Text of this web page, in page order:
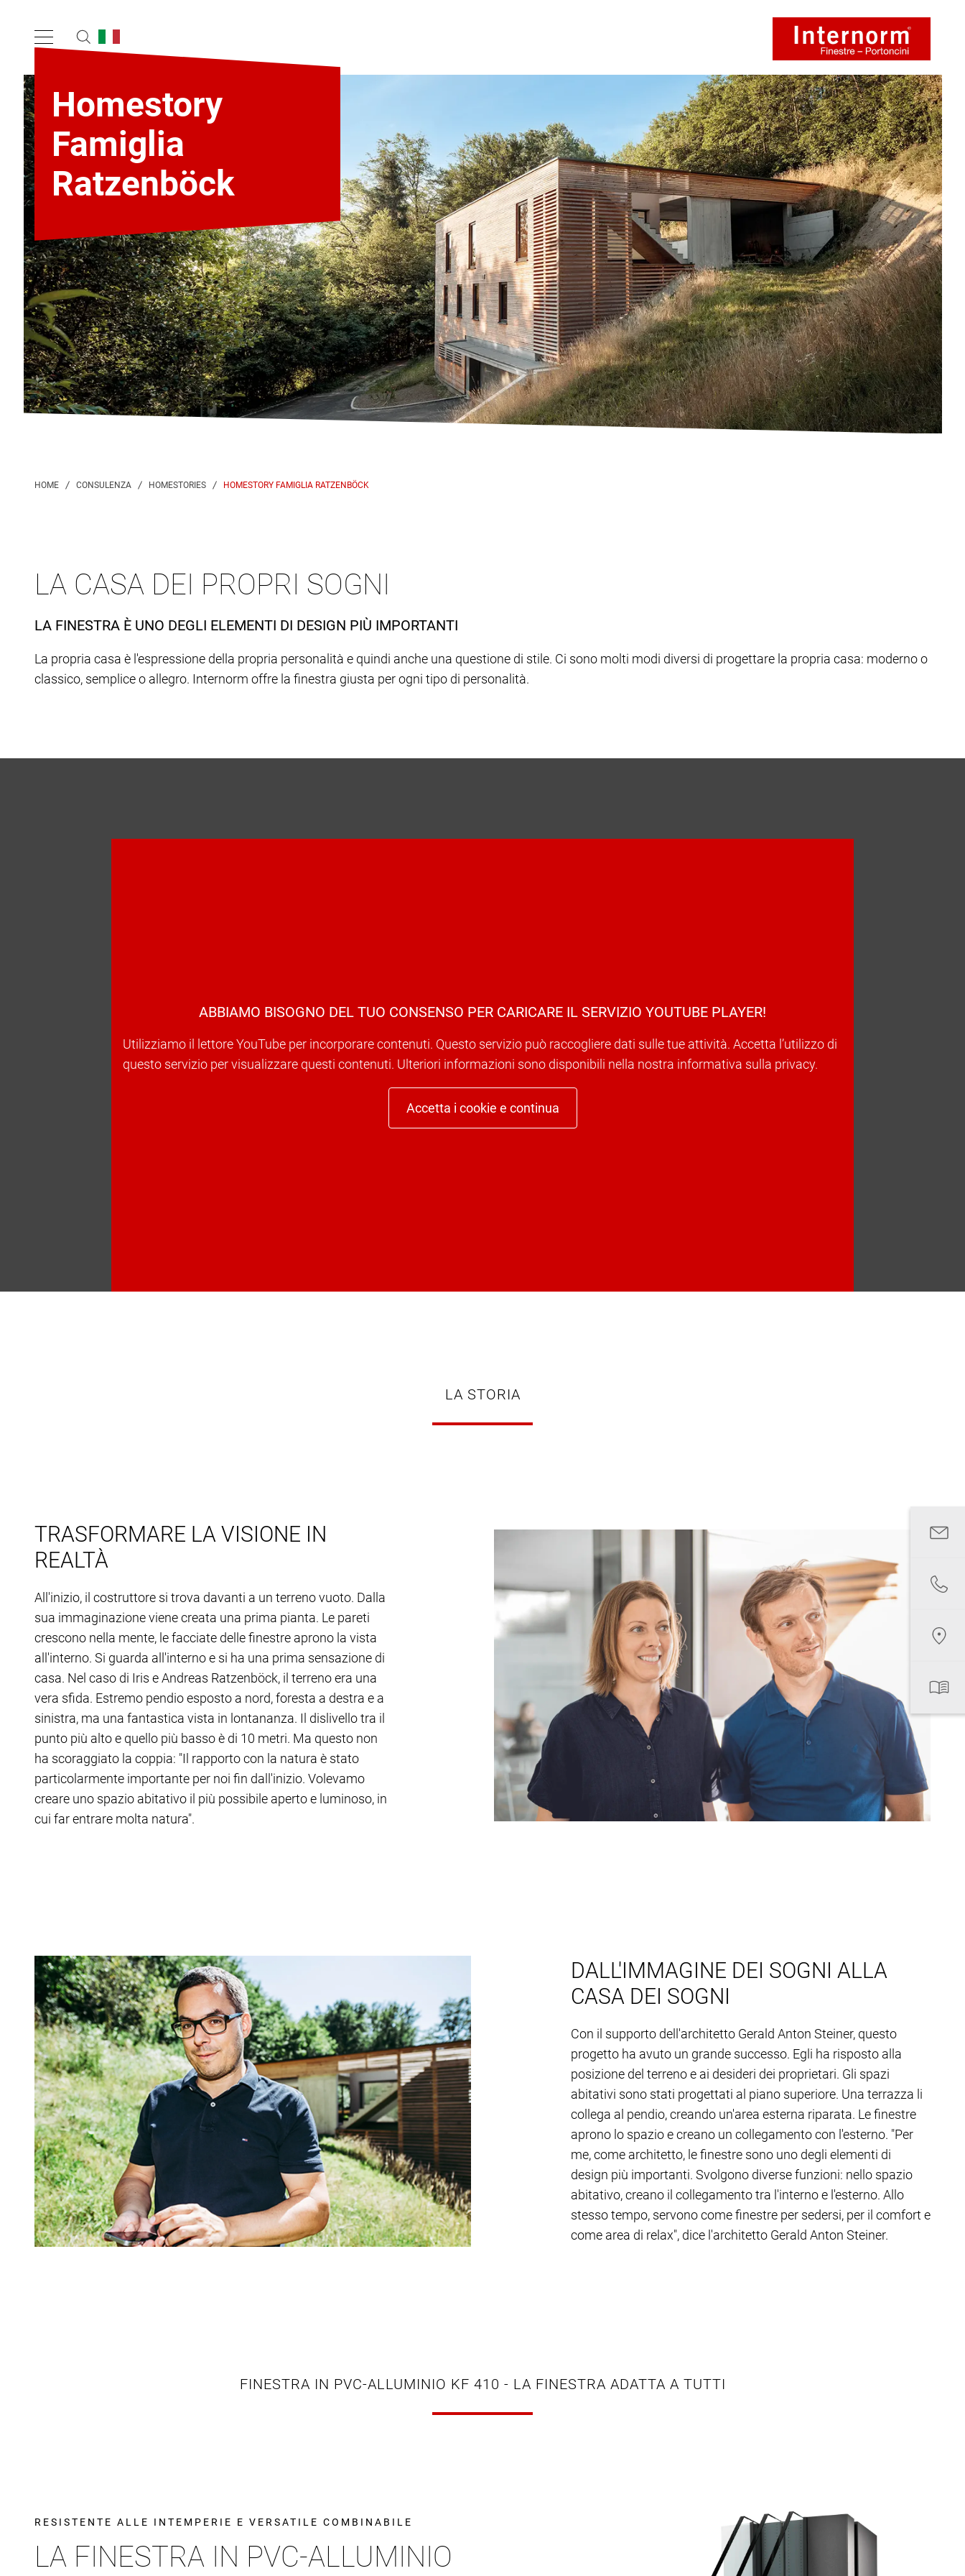
Homestory
Famiglia
Ratzenböck
HOMESTORY FAMIGLIA RATZENBÖCK
LA CASA DEI PROPRI SOGNI
LA FINESTRA È UNO DEGLI ELEMENTI DI DESIGN PIÙ IMPORTANTI
La propria casa è l'espressione della propria personalità e quindi anche una questione di stile. Ci sono molti modi diversi di progettare la propria casa: moderno o
classico, semplice o allegro. Internorm offre la finestra giusta per ogni tipo di personalità.
ABBIAMO BISOGNO DEL TUO CONSENSO PER CARICARE IL SERVIZIO YOUTUBE PLAYER!
Utilizziamo il lettore YouTube per incorporare contenuti. Questo servizio può raccogliere dati sulle tue attività. Accetta l’utilizzo di
questo servizio per visualizzare questi contenuti. Ulteriori informazioni sono disponibili nella nostra informativa sulla privacy.
Accetta i cookie e continua
LA STORIA
TRASFORMARE LA VISIONE IN
REALTÀ
All'inizio, il costruttore si trova davanti a un terreno vuoto. Dalla
sua immaginazione viene creata una prima pianta. Le pareti
crescono nella mente, le facciate delle finestre aprono la vista
all'interno. Si guarda all'interno e si ha una prima sensazione di
casa. Nel caso di Iris e Andreas Ratzenböck, il terreno era una
vera sfida. Estremo pendio esposto a nord, foresta a destra e a
sinistra, ma una fantastica vista in lontananza. Il dislivello tra il
punto più alto e quello più basso è di 10 metri. Ma questo non
ha scoraggiato la coppia: "Il rapporto con la natura è stato
particolarmente importante per noi fin dall'inizio. Volevamo
creare uno spazio abitativo il più possibile aperto e luminoso, in
cui far entrare molta natura".
DALL'IMMAGINE DEI SOGNI ALLA
CASA DEI SOGNI
Con il supporto dell'architetto Gerald Anton Steiner, questo
progetto ha avuto un grande successo. Egli ha risposto alla
posizione del terreno e ai desideri dei proprietari. Gli spazi
abitativi sono stati progettati al piano superiore. Una terrazza li
collega al pendio, creando un'area esterna riparata. Le finestre
aprono lo spazio e creano un collegamento con l'esterno. "Per
me, come architetto, le finestre sono uno degli elementi di
design più importanti. Svolgono diverse funzioni: nello spazio
abitativo, creano il collegamento tra l'interno e l'esterno. Allo
stesso tempo, servono come finestre per sedersi, per il comfort e
come area di relax", dice l'architetto Gerald Anton Steiner.
FINESTRA IN PVC-ALLUMINIO KF 410 - LA FINESTRA ADATTA A TUTTI
RESISTENTE ALLE INTEMPERIE E VERSATILE COMBINABILE
LA FINESTRA IN PVC-ALLUMINIO